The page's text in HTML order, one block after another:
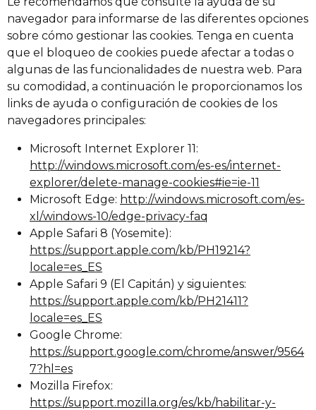
navegador para informarse de las diferentes opciones
sobre cómo gestionar las cookies. Tenga en cuenta
que el bloqueo de cookies puede afectar a todas o
algunas de las funcionalidades de nuestra web. Para
su comodidad, a continuación le proporcionamos los
links de ayuda o configuración de cookies de los
navegadores principales:
Microsoft Internet Explorer 11:
http://windows.microsoft.com/es-es/internet-
explorer/delete-manage-cookies#ie=ie-11
Microsoft Edge: http://windows.microsoft.com/es-
xl/windows-10/edge-privacy-faq
Apple Safari 8 (Yosemite):
https://support.apple.com/kb/PH19214?
locale=es_ES
Apple Safari 9 (El Capitán) y siguientes:
https://support.apple.com/kb/PH21411?
locale=es_ES
Google Chrome:
https://support.google.com/chrome/answer/9564
7?hl=es
Mozilla Firefox:
https://support.mozilla.org/es/kb/habilitar-y-